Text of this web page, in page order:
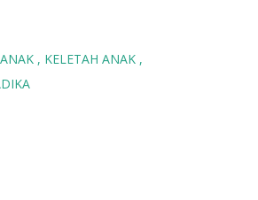
ANAK
KELETAH ANAK